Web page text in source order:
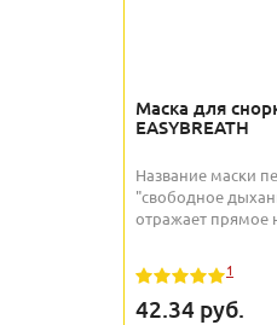
Маска для
EASYBREATH
Название маски
"свободное
отражает прямое
1
42.34 руб.